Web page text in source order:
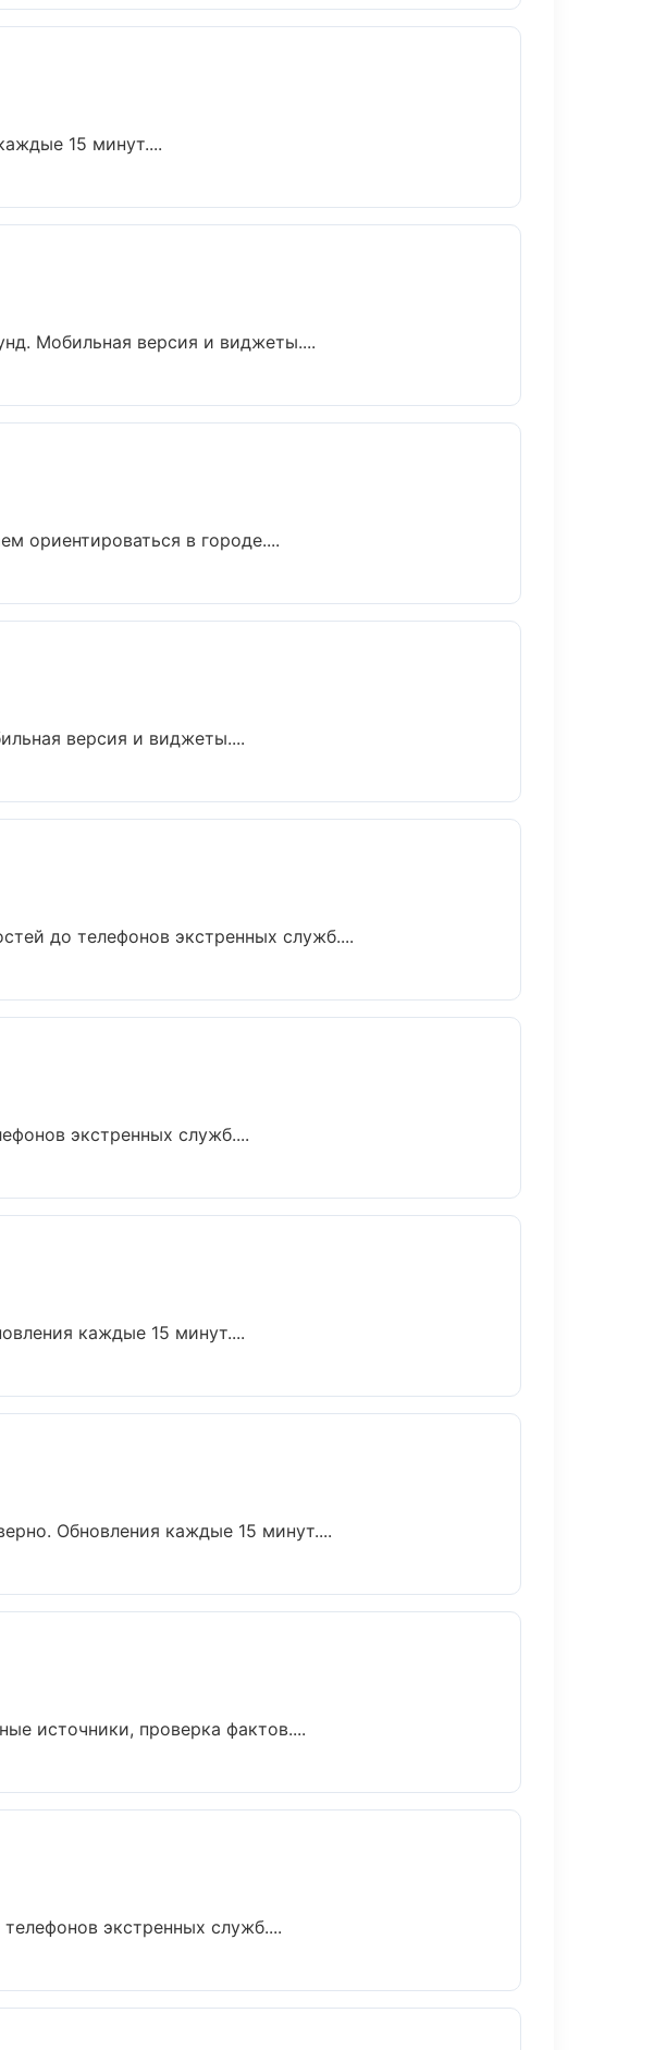
15 минут....
Мобильная версия и виджеты....
ориентироваться в городе....
версия и виджеты....
до телефонов экстренных служб....
экстренных служб....
каждые 15 минут....
Обновления каждые 15 минут....
источники, проверка фактов....
экстренных служб....